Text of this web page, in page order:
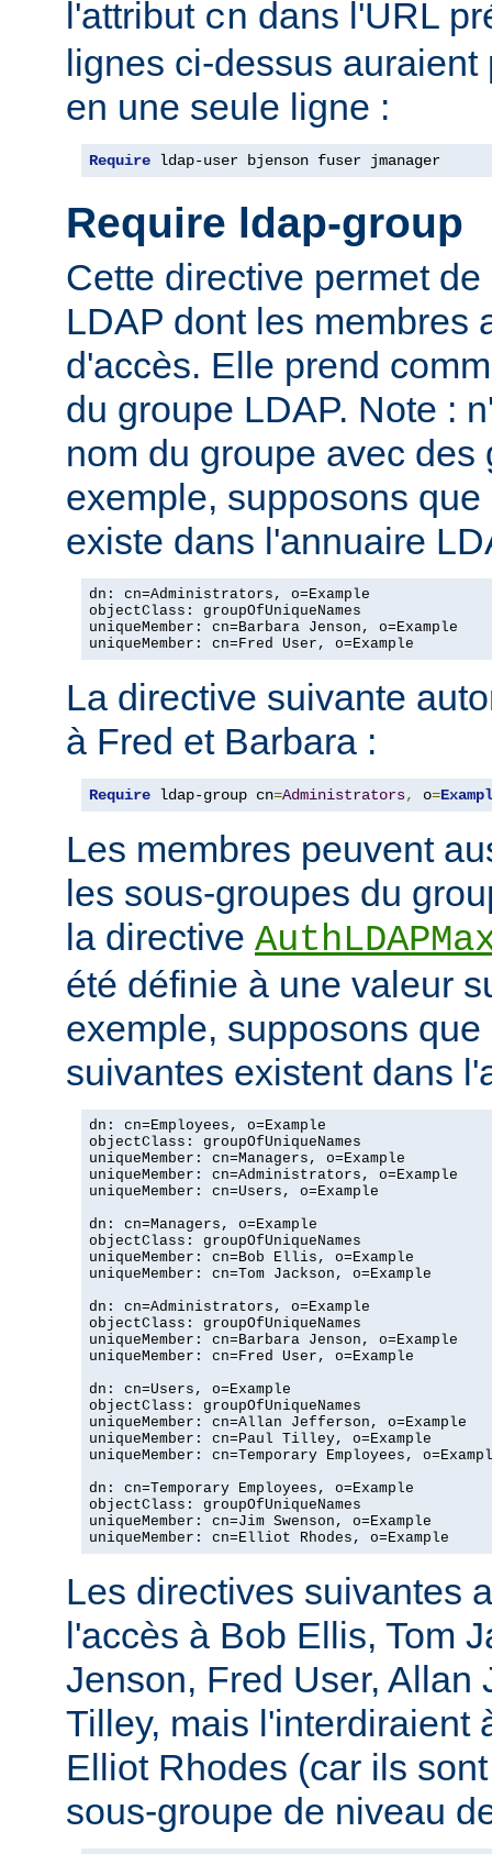
l'attribut cn dans l'URL
lignes ci-dessus
en une seule ligne :
Require ldap-user bjenson fuser jmanager
Require ldap-group
Cette directive permet
LDAP dont les membres
d'accès. Elle prend
du groupe LDAP. Note :
nom du groupe avec des
exemple, supposons
existe dans l'annuaire
dn: cn=Administrators, o=Example
objectClass: groupOfUniqueNames
uniqueMember: cn=Barbara Jenson, o=Example
uniqueMember: cn=Fred User, o=Example
La directive suivante
à Fred et Barbara :
Require ldap-group cn=Administrators, o=
Les membres peuvent
les sous-groupes du
la directive
été définie à une valeur
exemple, supposons
suivantes existent dans
dn: cn=Employees, o=Example
objectClass: groupOfUniqueNames
uniqueMember: cn=Managers, o=Example
uniqueMember: cn=Administrators, o=Example
uniqueMember: cn=Users, o=Example
dn: cn=Managers, o=Example
objectClass: groupOfUniqueNames
uniqueMember: cn=Bob Ellis, o=Example
uniqueMember: cn=Tom Jackson, o=Example
dn: cn=Administrators, o=Example
objectClass: groupOfUniqueNames
uniqueMember: cn=Barbara Jenson, o=Example
uniqueMember: cn=Fred User, o=Example
dn: cn=Users, o=Example
objectClass: groupOfUniqueNames
uniqueMember: cn=Allan Jefferson, o=Example
uniqueMember: cn=Paul Tilley, o=Example
uniqueMember: cn=Temporary Employees,
dn: cn=Temporary Employees, o=Example
objectClass: groupOfUniqueNames
uniqueMember: cn=Jim Swenson, o=Example
uniqueMember: cn=Elliot Rhodes, o=Example
Les directives suivantes
l'accès à Bob Ellis, Tom
Jenson, Fred User, Allan
Tilley, mais l'interdiraient
Elliot Rhodes (car ils
sous-groupe de niveau